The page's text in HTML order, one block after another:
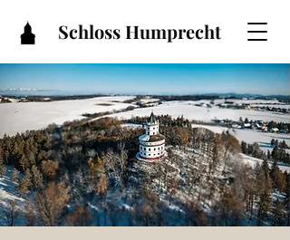
Schloss Humprecht